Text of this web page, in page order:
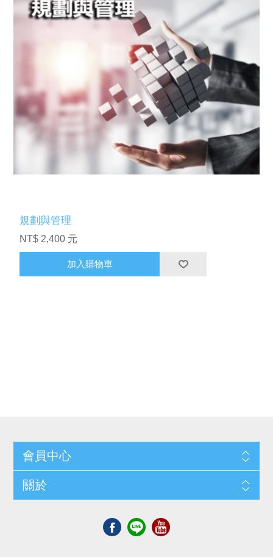
規劃與管理
NT$ 2,400 元
加入購物車
會員中心
關於